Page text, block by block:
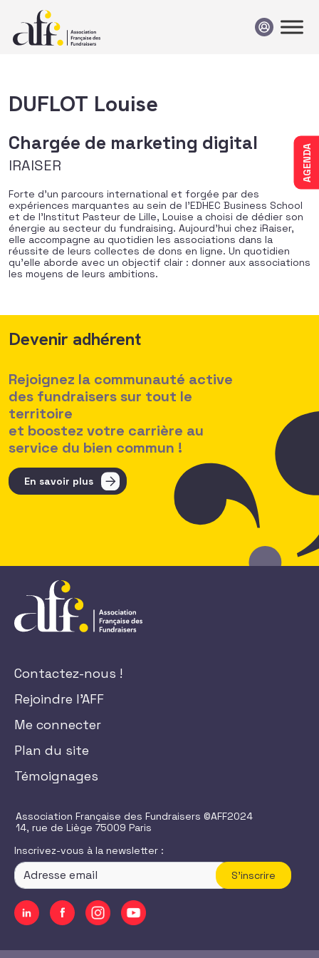
AGENDA
DUFLOT Louise
Chargée de marketing digital
IRAISER
Forte d’un parcours international et forgée par des
expériences marquantes au sein de l’EDHEC Business School
et de l’Institut Pasteur de Lille, Louise a choisi de dédier son
énergie au secteur du fundraising. Aujourd’hui chez iRaiser,
elle accompagne au quotidien les associations dans la
réussite de leurs collectes de dons en ligne. Un quotidien
qu’elle aborde avec un objectif clair : donner aux associations
les moyens de leurs ambitions.
Devenir adhérent
Rejoignez la communauté active
des fundraisers sur tout le
territoire
et boostez votre carrière au
service du bien commun !
En savoir plus
Contactez-nous !
Rejoindre l'AFF
Me connecter
Plan du site
Témoignages
Association Française des Fundraisers ©AFF2024
14, rue de Liège 75009 Paris
Inscrivez-vous à la newsletter :
S'inscrire